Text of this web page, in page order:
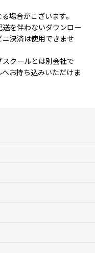
場合がこざいます。
送を伴わないダウンロー
ニ決済は使用できませ
スクールとは別会社で
お持ち込みいただけま